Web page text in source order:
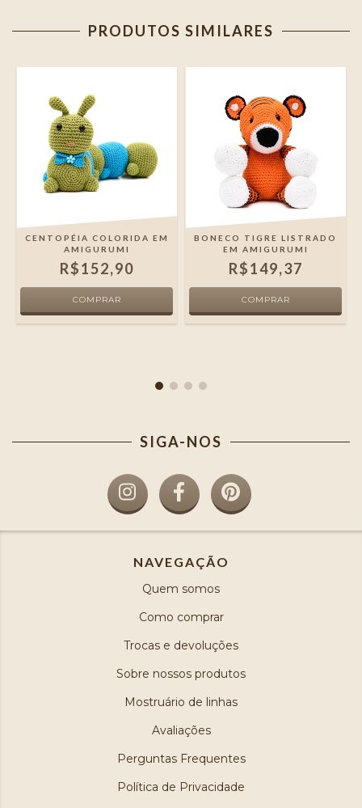
PRODUTOS SIMILARES
CENTOPÉIA COLORIDA EM
AMIGURUMI
R$152,90
BONECO TIGRE LISTRADO
EM AMIGURUMI
R$149,37
SIGA-NOS
NAVEGAÇÃO
Quem somos
Como comprar
Trocas e devoluções
Sobre nossos produtos
Mostruário de linhas
Avaliações
Perguntas Frequentes
Política de Privacidade